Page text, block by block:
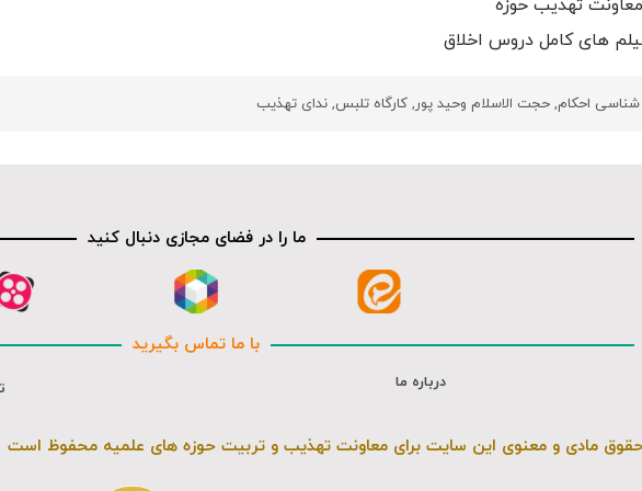
تهذیب حوزه
های کامل دروس اخلاق
شناسی احکام,حجت الاسلام وحید پور,کارگاه تلبس,ندای تهذیب
ما را در فضای مجازی دنبال کنید
با ما تماس بگیرید
درباره ما
مادی و معنوی این سایت برای معاونت تهذیب و تربیت حوزه های علمیه محفوظ است